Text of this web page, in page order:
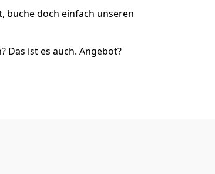
buche doch einfach unseren
Das ist es auch. Angebot?